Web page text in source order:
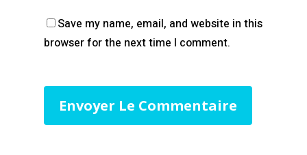
Save my name, email, and website in this
browser for the next time I comment.